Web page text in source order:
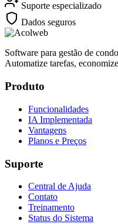
Suporte especializado
Dados seguros
Software para gestão de
Automatize tarefas,
Produto
Funcionalidades
IA Implementada
Vantagens
Planos e Preços
Suporte
Central de Ajuda
Contato
Treinamento
Status do Sistema